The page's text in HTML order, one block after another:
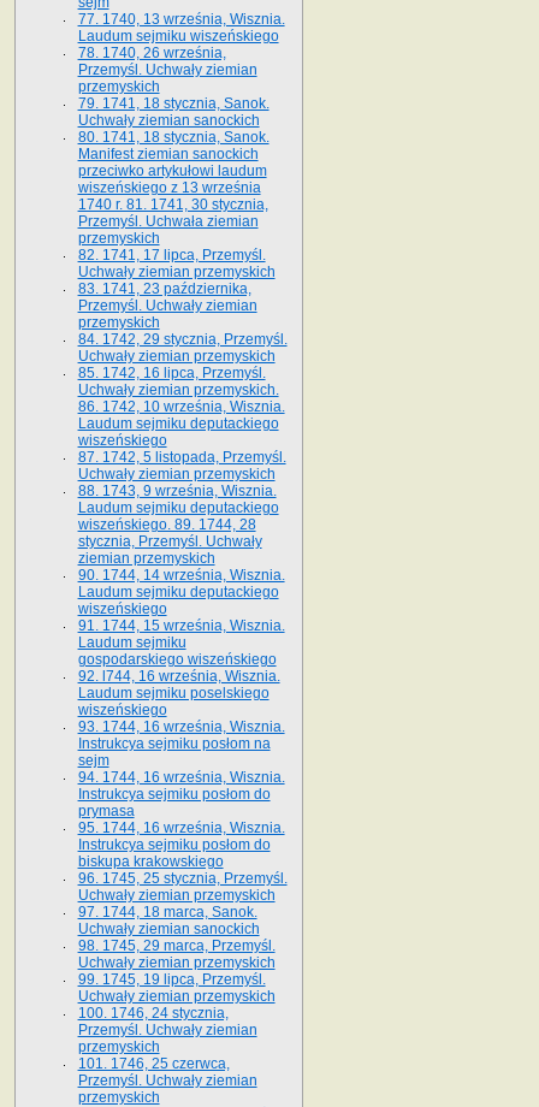
77. 1740, 13 września, Wisznia.
Laudum sejmiku wiszeńskiego
78. 1740, 26 września,
Przemyśl. Uchwały ziemian
przemyskich
79. 1741, 18 stycznia, Sanok.
Uchwały ziemian sanockich
80. 1741, 18 stycznia, Sanok.
Manifest ziemian sanockich
przeciwko artykułowi laudum
wiszeńskiego z 13 wrze­śnia
1740 r. 81. 1741, 30 stycznia,
Przemyśl. Uchwała ziemian
przemyskich
82. 1741, 17 lipca, Przemyśl.
Uchwały ziemian przemyskich
83. 1741, 23 października,
Przemyśl. Uchwały ziemian
przemyskich
84. 1742, 29 stycznia, Przemyśl.
Uchwały ziemian przemyskich
85. 1742, 16 lipca, Przemyśl.
Uchwały ziemian przemyskich.
86. 1742, 10 września, Wisznia.
Laudum sejmiku deputackiego
wiszeńskiego
87. 1742, 5 listopada, Przemyśl.
Uchwały ziemian przemyskich
88. 1743, 9 września, Wisznia.
Laudum sejmiku deputackiego
wiszeńskiego. 89. 1744, 28
stycznia, Przemyśl. Uchwały
ziemian przemyskich
90. 1744, 14 września, Wisznia.
Laudum sejmiku deputackiego
wiszeńskiego
91. 1744, 15 września, Wisznia.
Laudum sejmiku
gospodarskiego wiszeńskiego
92. l744, 16 września, Wisznia.
Laudum sejmiku poselskiego
wiszeńskiego
93. 1744, 16 września, Wisznia.
Instrukcya sejmiku posłom na
sejm
94. 1744, 16 września, Wisznia.
Instrukcya sejmiku posłom do
prymasa
95. 1744, 16 września, Wisznia.
Instrukcya sejmiku posłom do
biskupa krakowskiego
96. 1745, 25 stycznia, Przemyśl.
Uchwały ziemian przemyskich
97. 1744, 18 marca, Sanok.
Uchwały ziemian sanockich
98. 1745, 29 marca, Przemyśl.
Uchwały ziemian przemyskich
99. 1745, 19 lipca, Przemyśl.
Uchwały ziemian przemyskich
100. 1746, 24 stycznia,
Przemyśl. Uchwały ziemian
przemyskich
101. 1746, 25 czerwca,
Przemyśl. Uchwały ziemian
przemyskich